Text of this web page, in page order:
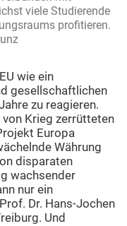
viele Studierende
profitieren.
wie ein
gesellschaftlichen
zu reagieren.
Krieg zerrütteten
Europa
Währung
disparaten
wachsender
nur ein
Dr. Hans-Jochen
Und